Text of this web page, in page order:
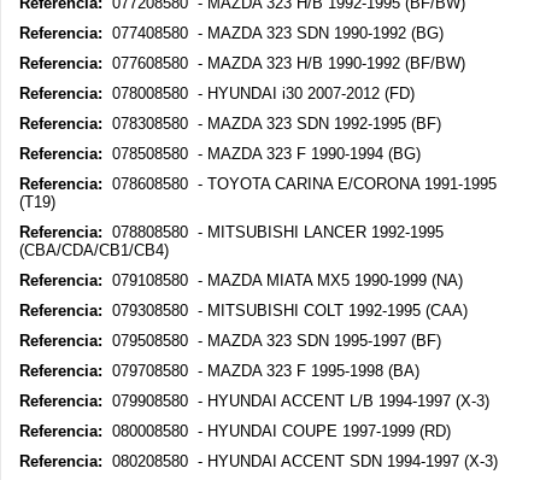
Referencia: 077408580 - MAZDA 323 SDN 1990-1992 (BG)
Referencia: 077608580 - MAZDA 323 H/B 1990-1992 (BF/BW)
Referencia: 078008580 - HYUNDAI i30 2007-2012 (FD)
Referencia: 078308580 - MAZDA 323 SDN 1992-1995 (BF)
Referencia: 078508580 - MAZDA 323 F 1990-1994 (BG)
Referencia: 078608580 - TOYOTA CARINA E/CORONA 1991-1995
(T19)
Referencia: 078808580 - MITSUBISHI LANCER 1992-1995
(CBA/CDA/CB1/CB4)
Referencia: 079108580 - MAZDA MIATA MX5 1990-1999 (NA)
Referencia: 079308580 - MITSUBISHI COLT 1992-1995 (CAA)
Referencia: 079508580 - MAZDA 323 SDN 1995-1997 (BF)
Referencia: 079708580 - MAZDA 323 F 1995-1998 (BA)
Referencia: 079908580 - HYUNDAI ACCENT L/B 1994-1997 (X-3)
Referencia: 080008580 - HYUNDAI COUPE 1997-1999 (RD)
Referencia: 080208580 - HYUNDAI ACCENT SDN 1994-1997 (X-3)